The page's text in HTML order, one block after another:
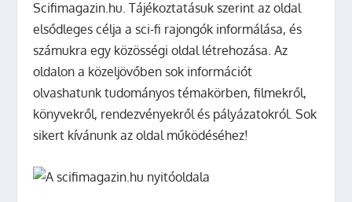
Scifimagazin.hu. Tájékoztatásuk szerint az oldal
elsődleges célja a sci-fi rajongók informálása, és
számukra egy közösségi oldal létrehozása. Az
oldalon a közeljövőben sok információt
olvashatunk tudományos témakörben, filmekről,
könyvekről, rendezvényekről és pályázatokról. Sok
sikert kívánunk az oldal működéséhez!